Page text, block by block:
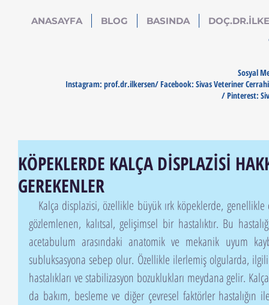
ANASAYFA BLOG BASINDA
Sosyal
Instagram: prof.dr.ilkersen/ Facebook: Sivas Veteriner
/ Pinterest:
KÖPEKLERDE KALÇA DİSPLAZİSİ
GEREKENLER
gözlemlenen, kalıtsal, gelişimsel bir hastalıktır. Bu
acetabulum arasındaki anatomik ve mekanik uyum
subluksasyona sebep olur. Özellikle ilerlemiş olgularda,
hastalıkları ve stabilizasyon bozuklukları meydana gelir.
da bakım, besleme ve diğer çevresel faktörler hastalığın